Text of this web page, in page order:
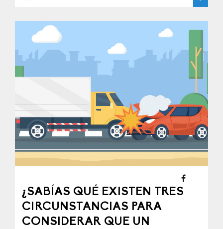
¿SABÍAS QUÉ EXISTEN TRES
CIRCUNSTANCIAS PARA
CONSIDERAR QUE UN